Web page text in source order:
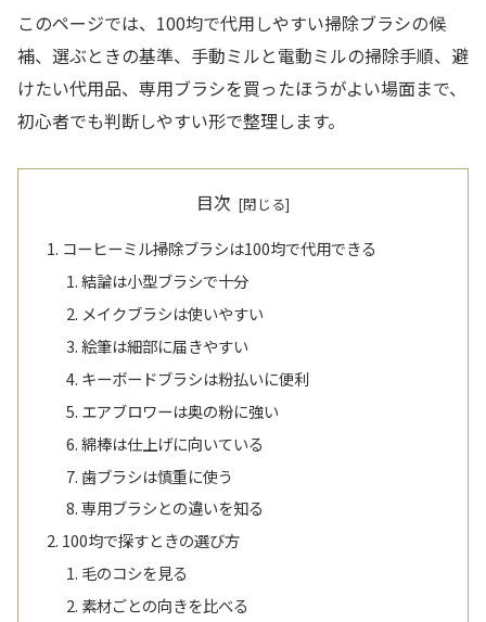
このページでは、100均で代用しやすい掃除ブラシの候
補、選ぶときの基準、手動ミルと電動ミルの掃除手順、避
けたい代用品、専用ブラシを買ったほうがよい場面まで、
初心者でも判断しやすい形で整理します。
目次
コーヒーミル掃除ブラシは100均で代用できる
結論は小型ブラシで十分
メイクブラシは使いやすい
絵筆は細部に届きやすい
キーボードブラシは粉払いに便利
エアブロワーは奥の粉に強い
綿棒は仕上げに向いている
歯ブラシは慎重に使う
専用ブラシとの違いを知る
100均で探すときの選び方
毛のコシを見る
素材ごとの向きを比べる